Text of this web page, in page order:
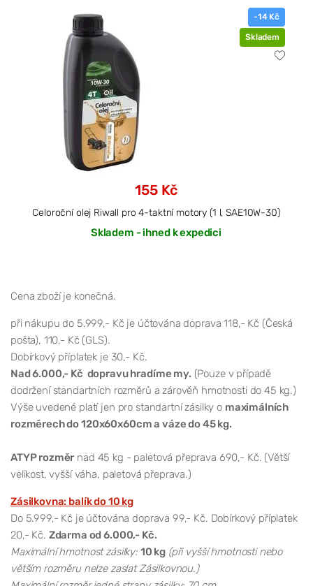
-14 Kč
Skladem
155 Kč
Celoroční olej Riwall pro 4-taktní motory (1 l, SAE10W-30)
Skladem - ihned k expedici
Cena zboží je konečná.
při nákupu do 5.999,- Kč je účtována doprava 118,- Kč (Česká
pošta), 110,- Kč (GLS).
Dobírkový příplatek je 30,- Kč.
Nad 6.000,- Kč dopravu hradíme my. (Pouze v případě
dodržení standartních rozměrů a zárověň hmotnosti do 45 kg.)
Výše uvedené platí jen pro standartní zásilky o maximálních
rozměrech do 120x60x60cm a váze do 45 kg.
ATYP rozměr nad 45 kg - paletová přeprava 690,- Kč. (Větší
velikost, vyšší váha, paletová přeprava.)
Zásilkovna: balík do 10 kg
Do 5.999,- Kč je účtována doprava 99,- Kč. Dobírkový příplatek
20,- Kč. Zdarma od 6.000,- Kč.
Maximální hmotnost zásilky: 10 kg (při vyšší hmotnosti nebo
větším rozměru nelze zaslat Zásilkovnou.)